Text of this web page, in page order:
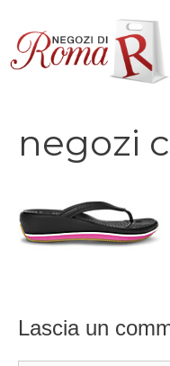
contenuto
negozi
Lascia un